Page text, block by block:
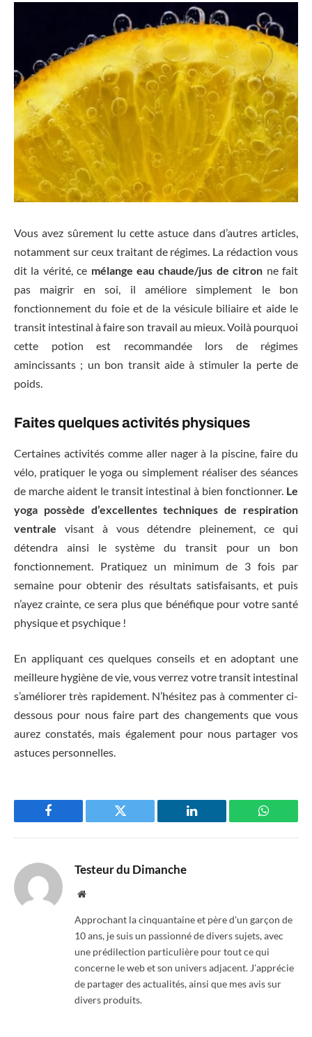
Vous avez sûrement lu cette astuce dans d’autres articles,
notamment sur ceux traitant de régimes. La rédaction vous
dit la vérité, ce mélange eau chaude/jus de citron ne fait
pas maigrir en soi, il améliore simplement le bon
fonctionnement du foie et de la vésicule biliaire et aide le
transit intestinal à faire son travail au mieux. Voilà pourquoi
cette potion est recommandée lors de régimes
amincissants ; un bon transit aide à stimuler la perte de
poids.
Faites quelques activités physiques
Certaines activités comme aller nager à la piscine, faire du
vélo, pratiquer le yoga ou simplement réaliser des séances
de marche aident le transit intestinal à bien fonctionner. Le
yoga possède d’excellentes techniques de respiration
ventrale visant à vous détendre pleinement, ce qui
détendra ainsi le système du transit pour un bon
fonctionnement. Pratiquez un minimum de 3 fois par
semaine pour obtenir des résultats satisfaisants, et puis
n’ayez crainte, ce sera plus que bénéfique pour votre santé
physique et psychique !
En appliquant ces quelques conseils et en adoptant une
meilleure hygiène de vie, vous verrez votre transit intestinal
s’améliorer très rapidement. N’hésitez pas à commenter ci-
dessous pour nous faire part des changements que vous
aurez constatés, mais également pour nous partager vos
astuces personnelles.
Facebook Twitter LinkedIn
Testeur du Dimanche
Website
Approchant la cinquantaine et père d'un garçon de
10 ans, je suis un passionné de divers sujets, avec
une prédilection particulière pour tout ce qui
concerne le web et son univers adjacent. J'apprécie
de partager des actualités, ainsi que mes avis sur
divers produits.